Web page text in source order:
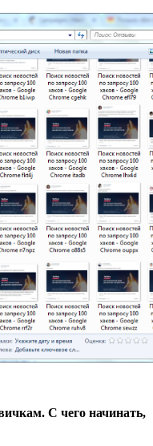
С чего начинать,